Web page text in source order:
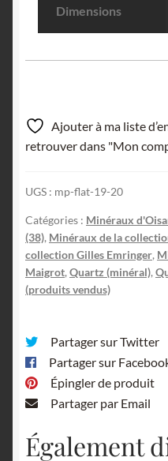
Dimensions
Ajouter à ma liste
retrouver dans "Mon
UGS : mp-flat-19-20
Catégories : Minéraux
(38), Minéraux de la
collection Gilles Emringer,
Maigrot, Quartz (minéral),
(produits vendus)
Partager sur Twitter
Partager sur
Épingler de produit
Partager par Email
Également